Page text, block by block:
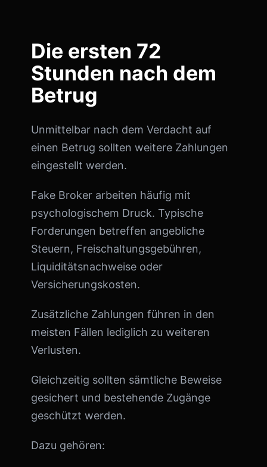
Die ersten 72
Stunden nach dem
Betrug
Unmittelbar nach dem Verdacht auf
einen Betrug sollten weitere Zahlungen
eingestellt werden.
Fake Broker arbeiten häufig mit
psychologischem Druck. Typische
Forderungen betreffen angebliche
Steuern, Freischaltungsgebühren,
Liquiditätsnachweise oder
Versicherungskosten.
Zusätzliche Zahlungen führen in den
meisten Fällen lediglich zu weiteren
Verlusten.
Gleichzeitig sollten sämtliche Beweise
gesichert und bestehende Zugänge
geschützt werden.
Dazu gehören: